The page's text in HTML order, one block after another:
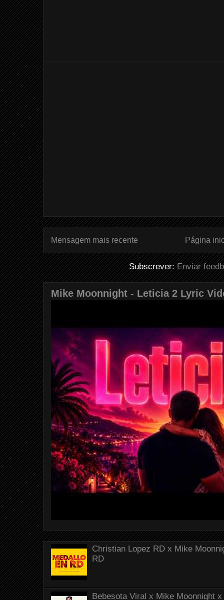
Mensagem mais recente Página
Subscrever:Enviar
Mike Moonnight - Leticia 2 Lyric
Christian Lopez RD x Mike
RD
Bebesota Viral x Mike Moonnight